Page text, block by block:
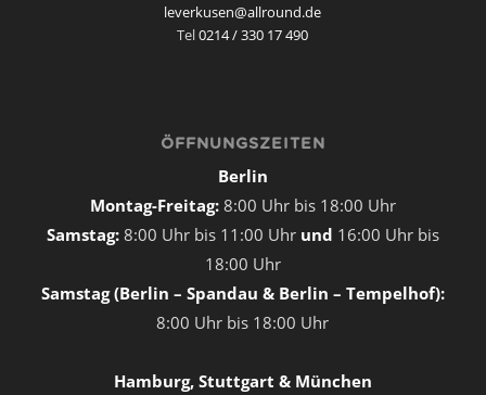
leverkusen@allround.de
Tel0214 / 330 17 490
ÖFFNUNGSZEITEN
Berlin
Montag-Freitag: 8:00 Uhr bis 18:00 Uhr
Samstag: 8:00 Uhr bis 11:00 Uhr und 16:00 Uhr bis
18:00 Uhr
Samstag (Berlin – Spandau & Berlin – Tempelhof):
8:00 Uhr bis 18:00 Uhr
Hamburg, Stuttgart & München